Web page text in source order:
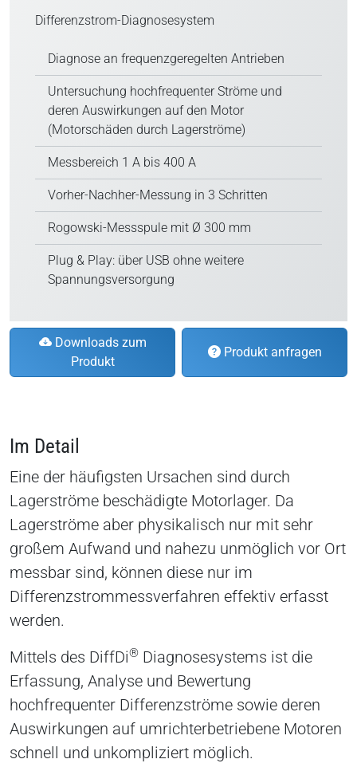
Differenzstrom-Diagnosesystem
Diagnose an frequenzgeregelten Antrieben
Untersuchung hochfrequenter Ströme und
deren Auswirkungen auf den Motor
(Motorschäden durch Lagerströme)
Messbereich 1 A bis 400 A
Vorher-Nachher-Messung in 3 Schritten
Rogowski-Messspule mit Ø 300 mm
Plug & Play: über USB ohne weitere
Spannungsversorgung
Downloads zum
Produkt
Produkt anfragen
Im Detail
Eine der häufigsten Ursachen sind durch
Lagerströme beschädigte Motorlager. Da
Lagerströme aber physikalisch nur mit sehr
großem Aufwand und nahezu unmöglich vor Ort
messbar sind, können diese nur im
Differenzstrommessverfahren effektiv erfasst
werden.
Mittels des DiffDi® Diagnosesystems ist die
Erfassung, Analyse und Bewertung
hochfrequenter Differenzströme sowie deren
Auswirkungen auf umrichterbetriebene Motoren
schnell und unkompliziert möglich.